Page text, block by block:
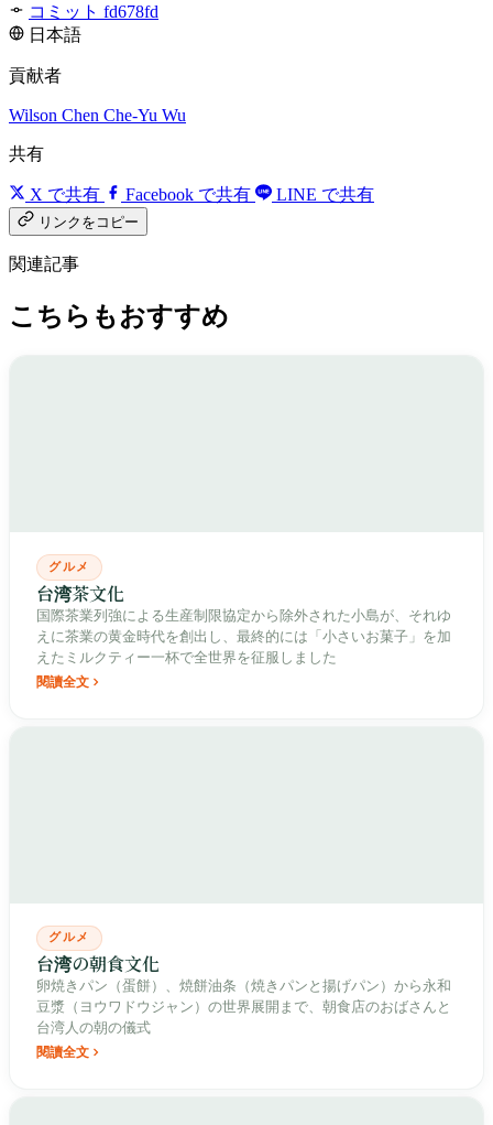
コミット fd678fd
日本語
貢献者
Wilson Chen Che-Yu Wu
共有
X で共有 Facebook で共有 LINE で共有
リンクをコピー
関連記事
こちらもおすすめ
グルメ
台湾茶文化
国際茶業列強による生産制限協定から除外された小島が、それゆ
えに茶業の黄金時代を創出し、最終的には「小さいお菓子」を加
えたミルクティー一杯で全世界を征服しました
閱讀全文
グルメ
台湾の朝食文化
卵焼きパン（蛋餅）、焼餅油条（焼きパンと揚げパン）から永和
豆漿（ヨウワドウジャン）の世界展開まで、朝食店のおばさんと
台湾人の朝の儀式
閱讀全文